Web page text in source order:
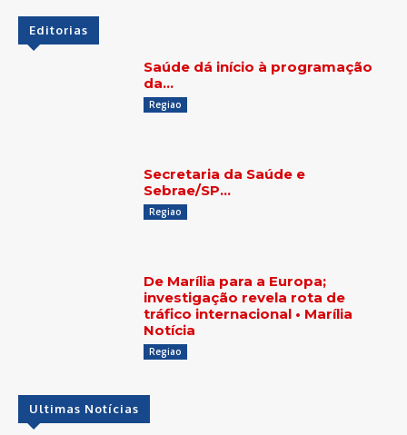
Editorias
Saúde dá início à programação
da…
Regiao
Secretaria da Saúde e
Sebrae/SP…
Regiao
De Marília para a Europa;
investigação revela rota de
tráfico internacional • Marília
Notícia
Regiao
Ultimas Notícias